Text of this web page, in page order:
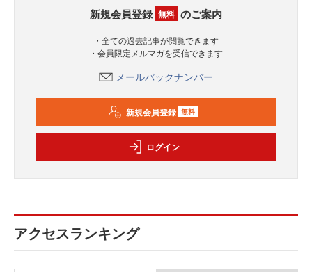
新規会員登録 無料 のご案内
・全ての過去記事が閲覧できます
・会員限定メルマガを受信できます
メールバックナンバー
新規会員登録 無料
ログイン
アクセスランキング